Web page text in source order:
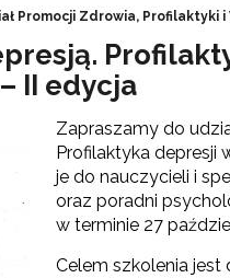
Promocji Zdrowia, Profilaktyki i
II edycja
Zapraszamy do
Profilaktyka depresji
je do nauczycieli i
oraz poradni
w terminie 27
Celem szkolenia